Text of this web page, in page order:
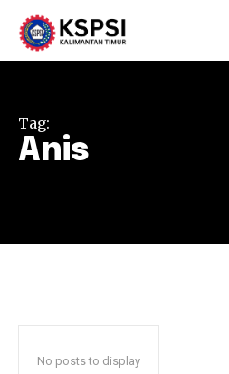
Tag:
Anis
No posts to display